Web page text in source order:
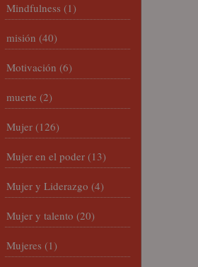
Mindfulness (1)
misión (40)
Motivación (6)
muerte (2)
Mujer (126)
Mujer en el poder (13)
Mujer y Liderazgo (4)
Mujer y talento (20)
Mujeres (1)